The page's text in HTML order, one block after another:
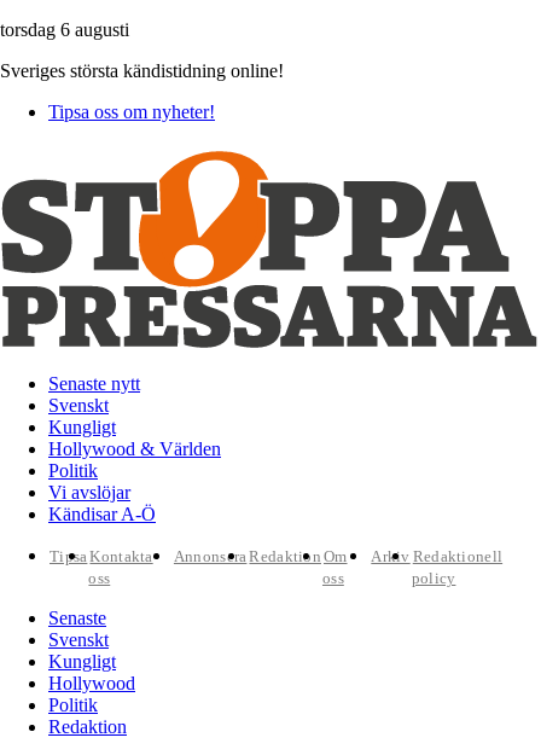
torsdag 6 augusti
Sveriges största kändistidning online!
Tipsa oss om nyheter!
Senaste nytt
Svenskt
Kungligt
Hollywood & Världen
Politik
Vi avslöjar
Kändisar A-Ö
TipsaKontakta
oss
AnnonseraRedaktion Om
oss
Arkiv Redaktionell
policy
Senaste
Svenskt
Kungligt
Hollywood
Politik
Redaktion